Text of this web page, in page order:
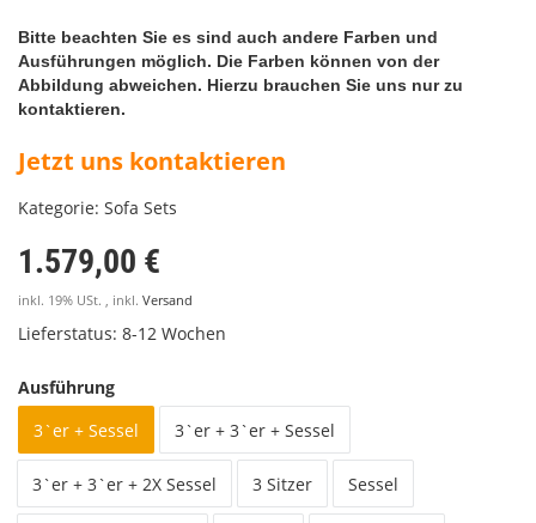
Bitte beachten Sie es sind auch andere Farben und
Ausführungen möglich. Die Farben können von der
Abbildung abweichen. Hierzu brauchen Sie uns nur zu
kontaktieren.
Jetzt uns kontaktieren
Kategorie: Sofa Sets
1.579,00 €
inkl. 19% USt. , inkl. Versand
Lieferstatus: 8-12 Wochen
Ausführung
3`er + Sessel
3`er + 3`er + Sessel
3`er + 3`er + 2X Sessel 3 Sitzer Sessel